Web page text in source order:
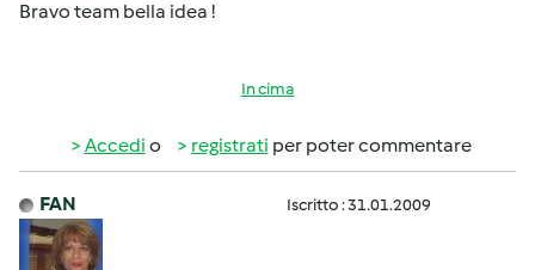
Bravo team bella idea !
In cima
Accedi o registrati per poter commentare
FAN Iscritto : 31.01.2009